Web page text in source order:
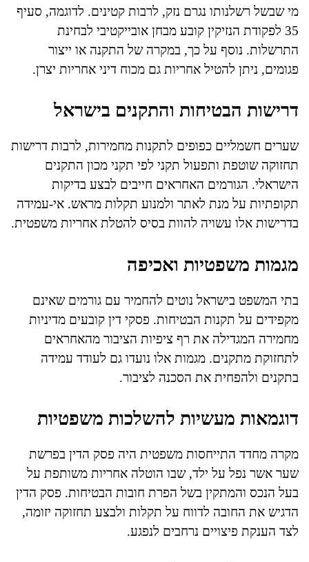
מי שבשל רשלנותו נגרם נזק, לרבות קטינים. לדוגמה, סעיף
35 לפקודת הנזיקין קובע מבחן אובייקטיבי לבחינת
התרשלות. נוסף על כך, במקרה של התקנה או ייצור
פגומים, ניתן להטיל אחריות גם מכוח דיני אחריות יצרן.
דרישות הבטיחות והתקנים בישראל
שערים חשמליים כפופים לתקנות מחמירות, לרבות דרישות
תחזוקה שוטפת ותפעול תקני לפי תקני מכון התקנים
הישראלי. הגורמים האחראים חייבים לבצע בדיקות
תקופתיות על מנת לאתר ולמנוע תקלות מראש. אי-עמידה
בדרישות אלו עשויה להוות בסיס להטלת אחריות משפטית.
מגמות משפטיות ואכיפה
בתי המשפט בישראל נוטים להחמיר עם גורמים שאינם
מקפידים על תקנות הבטיחות. פסקי דין קובעים מדיניות
מחמירה המגדילה את רף ציפיות הציבור מהאחראים
לתחזוקת מתקנים. מגמות אלו נועדו גם לעודד עמידה
בתקנים ולהפחית את הסכנה לציבור.
דוגמאות מעשיות להשלכות משפטיות
מקרה מחדד התייחסות משפטית היה פסק הדין בפרשת
שער אשר נפל על ילד, שבו הוטלה אחריות משותפת על
בעל הנכס והמתקין בשל הפרת חובות הבטיחות. פסק הדין
הדגיש את החובה לדווח על תקלות ולבצע תחזוקה יזומה,
לצד הענקת פיצויים נרחבים לנפגע.